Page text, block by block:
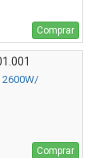
Comprar
2600W/
Comprar